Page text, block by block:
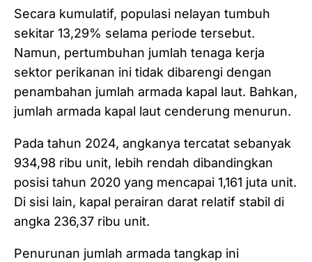
Secara kumulatif, populasi nelayan tumbuh
sekitar 13,29% selama periode tersebut.
Namun, pertumbuhan jumlah tenaga kerja
sektor perikanan ini tidak dibarengi dengan
penambahan jumlah armada kapal laut. Bahkan,
jumlah armada kapal laut cenderung menurun.
Pada tahun 2024, angkanya tercatat sebanyak
934,98 ribu unit, lebih rendah dibandingkan
posisi tahun 2020 yang mencapai 1,161 juta unit.
Di sisi lain, kapal perairan darat relatif stabil di
angka 236,37 ribu unit.
Penurunan jumlah armada tangkap ini